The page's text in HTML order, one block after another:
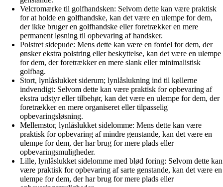
Velcromærke til golfhandsken: Selvom dette kan være praktisk
for at holde en golfhandske, kan det være en ulempe for dem,
der ikke bruger en golfhandske eller foretrækker en mere
permanent løsning til opbevaring af handsker.
Polstret sidepude: Mens dette kan være en fordel for dem, der
ønsker ekstra polstring eller beskyttelse, kan det være en ulempe
for dem, der foretrækker en mere slank eller minimalistisk
golfbag.
Stort, lynlåslukket siderum; lynlåslukning ind til køllerne
indvendigt: Selvom dette kan være praktisk for opbevaring af
ekstra udstyr eller tilbehør, kan det være en ulempe for dem, der
foretrækker en mere organiseret eller tilpasselig
opbevaringsløsning.
Mellemstor, lynlåslukket sidelomme: Mens dette kan være
praktisk for opbevaring af mindre genstande, kan det være en
ulempe for dem, der har brug for mere plads eller
opbevaringsmuligheder.
Lille, lynlåslukket sidelomme med blød foring: Selvom dette kan
være praktisk for opbevaring af sarte genstande, kan det være en
ulempe for dem, der har brug for mere plads eller